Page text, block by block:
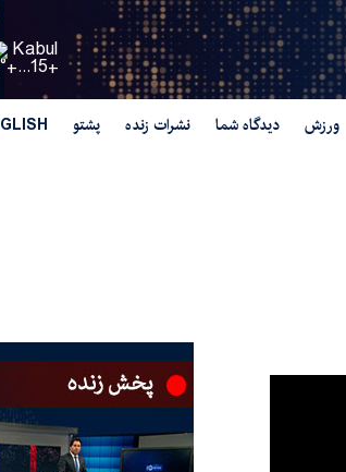
Kabul
+
15...
+
ورزش دیدگاه شما نشرات زنده پشتو